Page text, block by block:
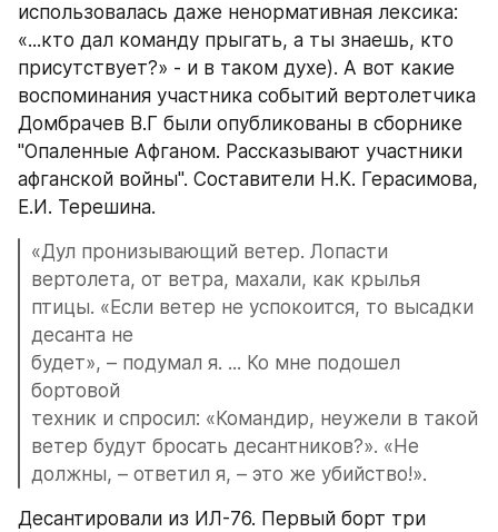
использовалась даже ненормативная лексика:
«...кто дал команду прыгать, а ты знаешь, кто
присутствует?» - и в таком духе). А вот какие
воспоминания участника событий вертолетчика
Домбрачев В.Г были опубликованы в сборнике
"Опаленные Афганом. Рассказывают участники
афганской войны". Составители Н.К. Герасимова,
Е.И. Терешина.
«Дул пронизывающий ветер. Лопасти
вертолета, от ветра, махали, как крылья
птицы. «Если ветер не успокоится, то высадки
десанта не
будет», – подумал я. ... Ко мне подошел
бортовой
техник и спросил: «Командир, неужели в такой
ветер будут бросать десантников?». «Не
должны, – ответил я, – это же убийство!».
Десантировали из ИЛ-76. Первый борт три